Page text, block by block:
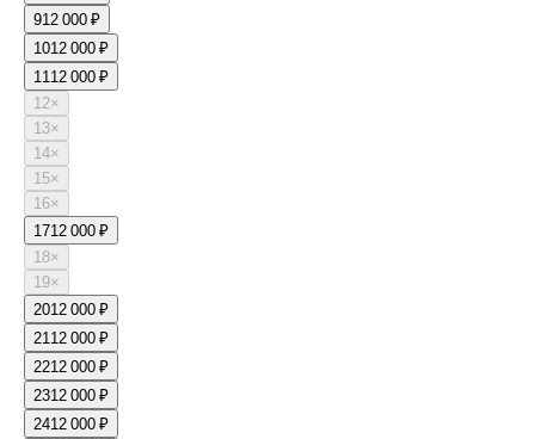
912 000 ₽
1012 000 ₽
1112 000 ₽
12×
13×
14×
15×
16×
1712 000 ₽
18×
19×
2012 000 ₽
2112 000 ₽
2212 000 ₽
2312 000 ₽
2412 000 ₽